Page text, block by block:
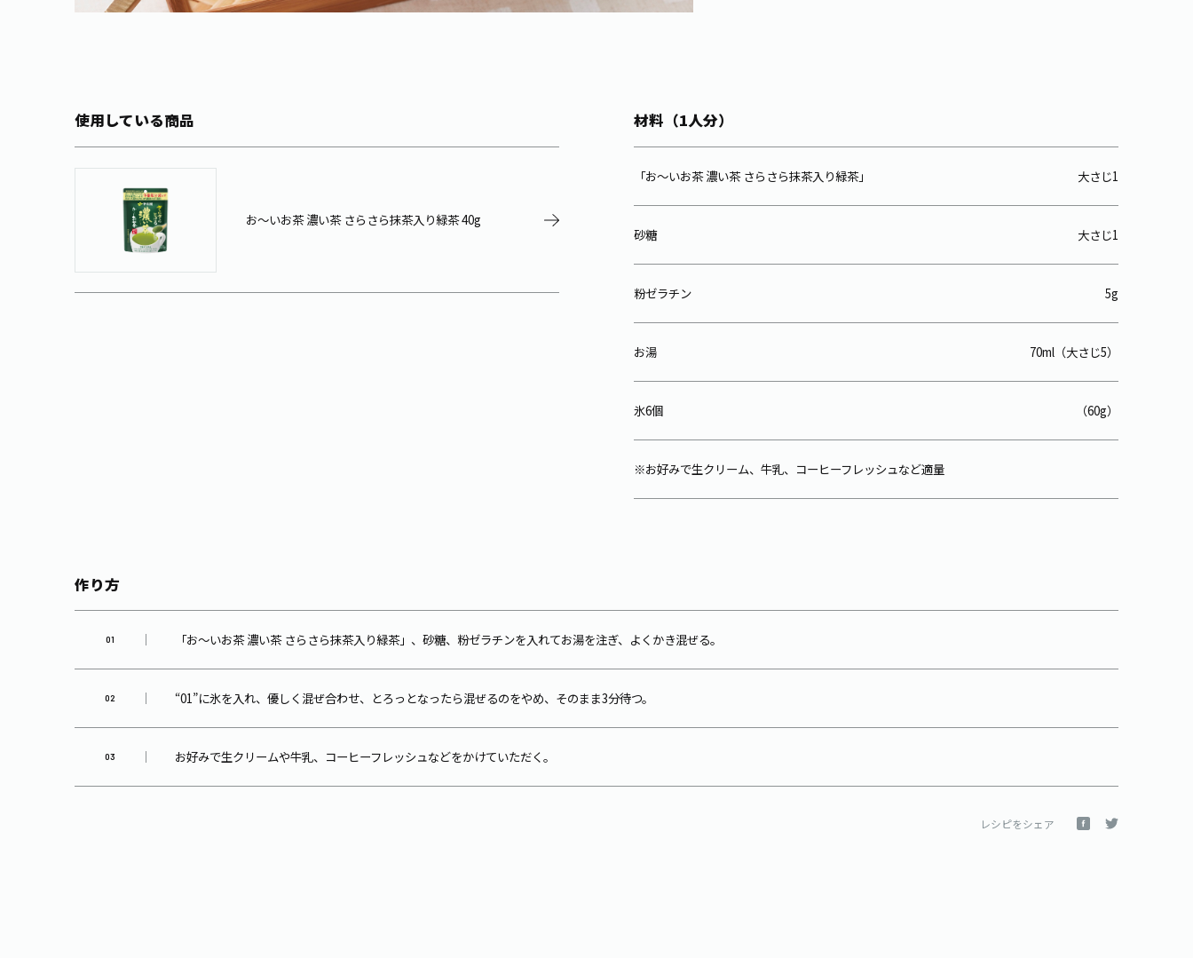
使用している商品
お～いお茶 濃い茶 さらさら抹茶入り緑茶 40g
材料（1人分）
「お～いお茶 濃い茶 さらさら抹茶入り緑茶」 大さじ1
砂糖 大さじ1
粉ゼラチン 5g
お湯 70ml（大さじ5）
氷6個 （60g）
※お好みで生クリーム、牛乳、コーヒーフレッシュなど適量
作り方
「お～いお茶 濃い茶 さらさら抹茶入り緑茶」、砂糖、粉ゼラチンを入れてお湯を注ぎ、よくかき混ぜる。
“01”に氷を入れ、優しく混ぜ合わせ、とろっとなったら混ぜるのをやめ、そのまま3分待つ。
お好みで生クリームや牛乳、コーヒーフレッシュなどをかけていただく。
レシピをシェア